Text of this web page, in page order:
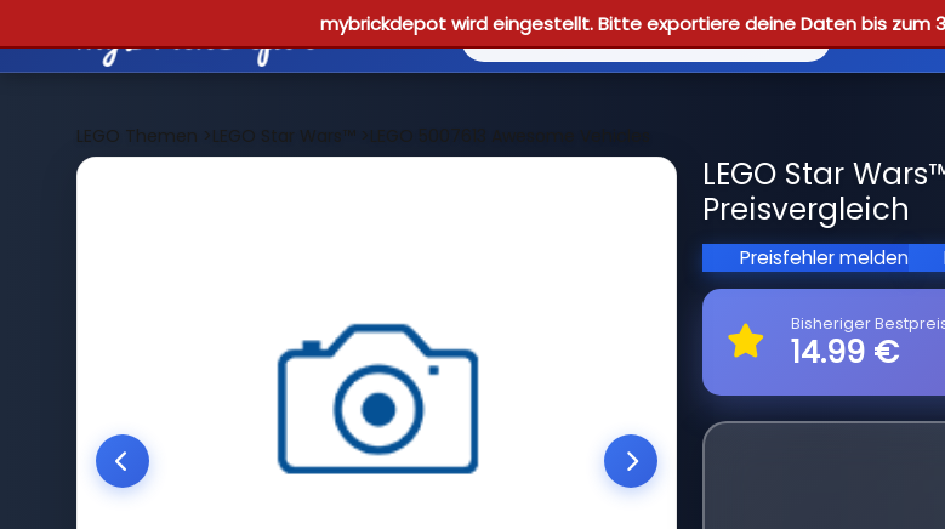
mybrickdepot wird eingestellt. Bitte exportiere deine Daten bis zum
LEGO Themen >LEGO Star Wars™>LEGO 5007613 Awesome Vehicles
LEGO Star
Preisvergleich
Preisfehler melden
Bisheriger
14.99 €